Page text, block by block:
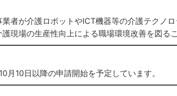
者が介護ロボットやICT機器等の介護テクノ
護現場の生産性向上による職場環境改善を図る
月10日以降の申請開始を予定しています。